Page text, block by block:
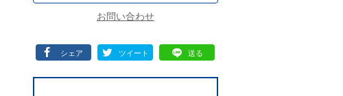
シェア ツイート 送る